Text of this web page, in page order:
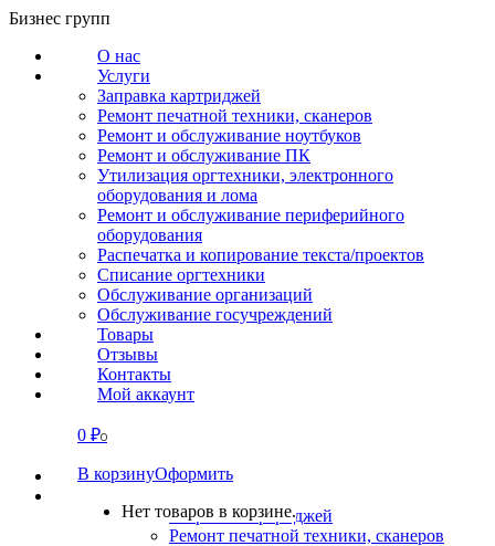
Перейти
содержанию
Бизнес групп
О нас
Услуги
Заправка картриджей
Ремонт печатной техники, сканеров
Ремонт и обслуживание ноутбуков
Ремонт и обслуживание ПК
Утилизация оргтехники, электронного
оборудования и лома
Ремонт и обслуживание периферийного
оборудования
Распечатка и копирование текста/проектов
Списание оргтехники
Обслуживание организаций
Обслуживание госучреждений
Товары
Отзывы
Контакты
Мой аккаунт
0 ₽0
В корзинуОформить
Нет товаров в корзине.
СВЯЗАТЬСЯ
О нас
Заправка картриджей
Ремонт печатной техники, сканеров